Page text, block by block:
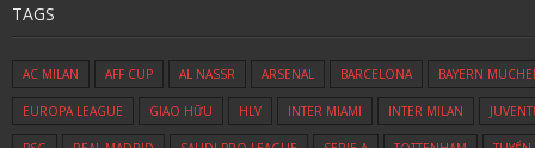
TAGS
AC MILAN AFF CUP AL NASSR ARSENAL BARCELONA BAYERN
EUROPA LEAGUE GIAO HỮU HLV INTER MIAMI INTER MILAN